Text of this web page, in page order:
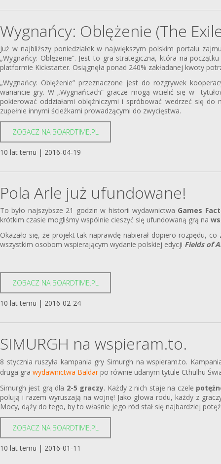
Wygnańcy: Oblężenie (The
Już w najbliższy poniedziałek w największym polskim portalu
„Wygnańcy: Oblężenie”. Jest to gra strategiczna, która na
platformie Kickstarter. Osiągnęła ponad 240% zakładanej kwoty
„Wygnańcy: Oblężenie” przeznaczone jest do rozgrywek
wariancie gry. W „Wygnańcach” gracze mogą wcielić się w
pokierować oddziałami oblężniczymi i spróbować wedrzeć się
zupełnie innymi ścieżkami prowadzącymi do zwycięstwa.
ZOBACZ NA BOARDTIME.PL
10 lat temu | 2016-04-19
Pola Arle już ufundowane!
To było najszybsze 21 godzin w historii wydawnictwa Games
krótkim czasie mogliśmy wspólnie cieszyć się ufundowaną grą na
Okazało się, że projekt tak naprawdę nabierał dopiero rozpędu,
wszystkim osobom wspierającym wydanie polskiej edycji Fields of
ZOBACZ NA BOARDTIME.PL
10 lat temu | 2016-02-24
SIMURGH na wspieram.to.
8 stycznia ruszyła kampania gry Simurgh na wspieram.to.
druga gra wydawnictwa Baldar po równie udanym tytule Cthulhu
Simurgh jest grą dla 2-5 graczy. Każdy z nich staje na czele
polują i razem wyruszają na wojnę! Jako głowa rodu, każdy z
Mocy, dąży do tego, by to właśnie jego ród stał się najbardziej
ZOBACZ NA BOARDTIME.PL
10 lat temu | 2016-01-11